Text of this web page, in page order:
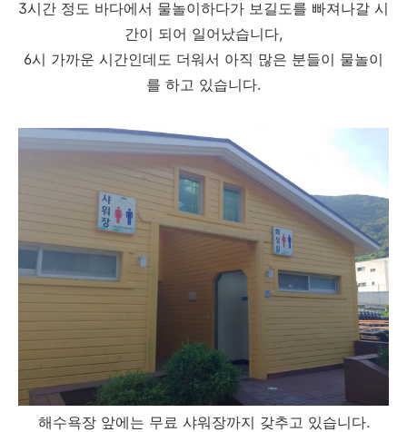
3시간 정도 바다에서 물놀이하다가 보길도를 빠져나갈 시
간이 되어 일어났습니다,
6시 가까운 시간인데도 더워서 아직 많은 분들이 물놀이
를 하고 있습니다.
해수욕장 앞에는 무료 샤워장까지 갖추고 있습니다.